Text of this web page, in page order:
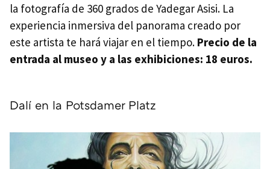
la fotografía de 360 grados de Yadegar Asisi. La
experiencia inmersiva del panorama creado por
este artista te hará viajar en el tiempo. Precio de la
entrada al museo y a las exhibiciones: 18 euros.
Dalí en la Potsdamer Platz